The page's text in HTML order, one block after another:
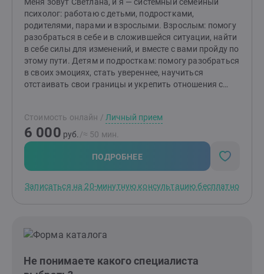
психолог: работаю с детьми, подростками,
родителями, парами и взрослыми. Взрослым: помогу
разобраться в себе и в сложившейся ситуации, найти
в себе силы для изменений, и вместе с вами пройду по
этому пути. Детям и подросткам: помогу разобраться
в своих эмоциях, стать увереннее, научиться
отстаивать свои границы и укрепить отношения с
выявить причины возникших трудностей и найти
пути их решения. Парам: помогу найти корень
проблемы, объединиться против неё, укрепить
отношения и выйти на новый уровень. Мои принципы
работы: Комфорт: я стараюсь создать безопасную и
расслабиться и поделиться тем, что волнует.
вам долгосрочную или краткосрочную работу (1-3
возможностей. Даже одна встреча поможет вам
Стоимость онлайн / Личный прием
6 000 руб. /≈ 50 мин.
ПОДРОБНЕЕ
Записаться на 20-минутную консультацию бесплатно
Не понимаете какого специалиста